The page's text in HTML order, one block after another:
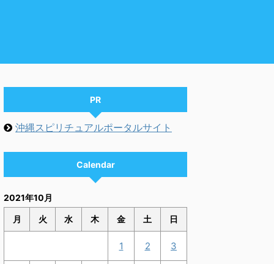
PR
沖縄スピリチュアルポータルサイト
Calendar
2021年10月
月 火 水 木 金 土 日
1 2 3